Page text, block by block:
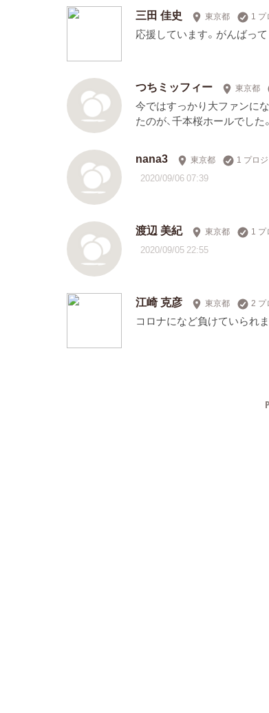
三田 佳史 東京都 1 プ
応援しています。がんばって
つちミッフィー 東京都
今ではすっかり大ファンに
たのが、千本桜ホールでした
nana3 東京都 1 プロ
2020/09/06 07:39
渡辺 美紀 東京都 1 プ
2020/09/05 22:55
江崎 克彦 東京都 2 プ
コロナになど負けていられ